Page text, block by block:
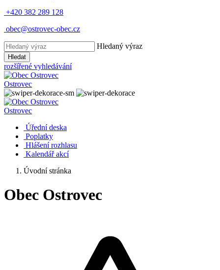
+420 382 289 128
obec@ostrovec-obec.cz
Hledaný výraz
Hledat
rozšířené vyhledávání
Ostrovec
Ostrovec
Úřední deska
Poplatky
Hlášení rozhlasu
Kalendář akcí
Úvodní stránka
Obec Ostrovec